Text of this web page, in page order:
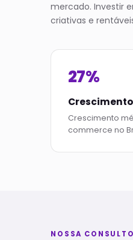
mercado. Investir
criativas e
27%
Crescimento
commerce no
NOSSA